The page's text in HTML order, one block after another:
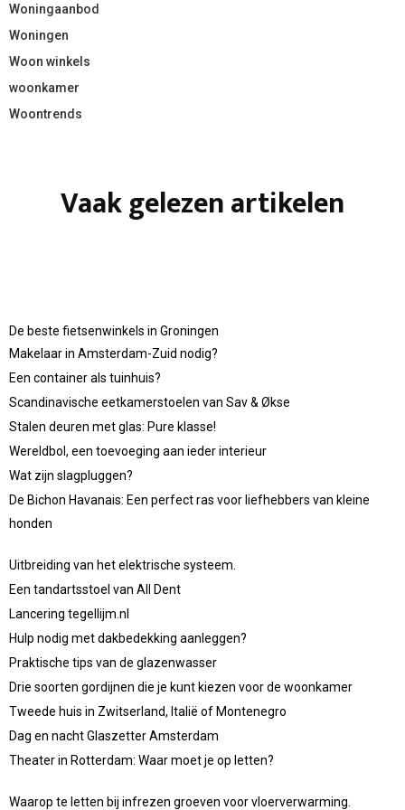
Woningaanbod
Woningen
Woon winkels
woonkamer
Woontrends
Vaak gelezen artikelen
De beste fietsenwinkels in Groningen
Makelaar in Amsterdam-Zuid nodig?
Een container als tuinhuis?
Scandinavische eetkamerstoelen van Sav & Økse
Stalen deuren met glas: Pure klasse!
Wereldbol, een toevoeging aan ieder interieur
Wat zijn slagpluggen?
De Bichon Havanais: Een perfect ras voor liefhebbers van kleine
honden
Uitbreiding van het elektrische systeem.
Een tandartsstoel van All Dent
Lancering tegellijm.nl
Hulp nodig met dakbedekking aanleggen?
Praktische tips van de glazenwasser
Drie soorten gordijnen die je kunt kiezen voor de woonkamer
Tweede huis in Zwitserland, Italië of Montenegro
Dag en nacht Glaszetter Amsterdam
Theater in Rotterdam: Waar moet je op letten?
Waarop te letten bij infrezen groeven voor vloerverwarming.